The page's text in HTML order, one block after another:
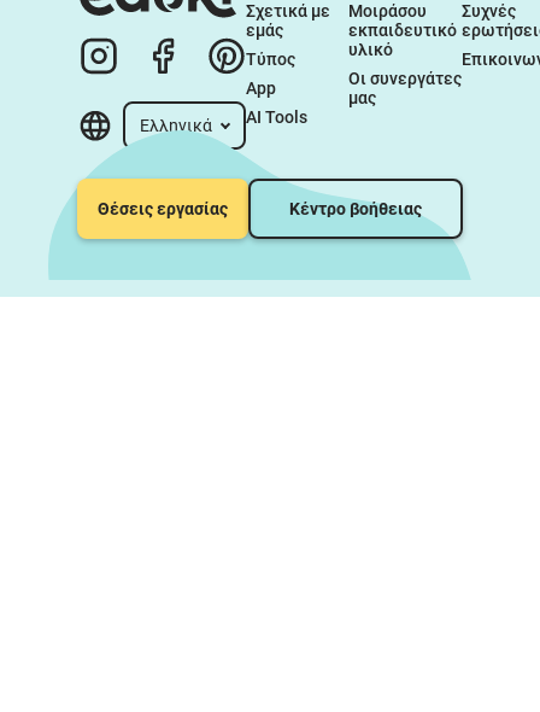
Ελληνικά
Σχετικά με
εμάς
Τύπος
App
AI Tools
Μοιράσου
εκπαιδευτικό
υλικό
Οι συνεργάτες
μας
Συχνές
Θέσεις εργασίας Κέντρο βοήθειας